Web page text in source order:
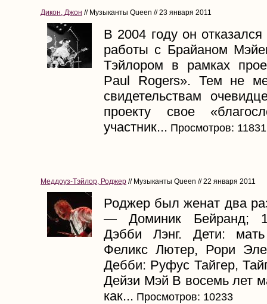
Дикон, Джон // Музыканты Queen // 23 января 2011
В 2004 году он
работы с Брайаном
Тэйлором в рамках
Paul Rogers». Тем не
свидетельствам
проекту свое
участник... Просмотров: 11831
Меддоуз-Тэйлор, Роджер // Музыканты Queen // 22 января 2011
Роджер был женат два
— Доминик Бейранд;
Дэбби Лэнг. Дети:
Феликс Лютер, Рори
Дебби: Руфус Тайгер,
Дейзи Мэй В восемь лет
как... Просмотров: 10233